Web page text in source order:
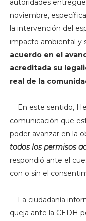
autoridades
noviembre,
la intervención del
impacto ambiental y
acuerdo en el
acreditada su
real de la
En este sentido,
comunicación que
poder avanzar en la
todos los permisos
respondió ante el
con o sin el
La ciudadanía
queja ante la CEDH